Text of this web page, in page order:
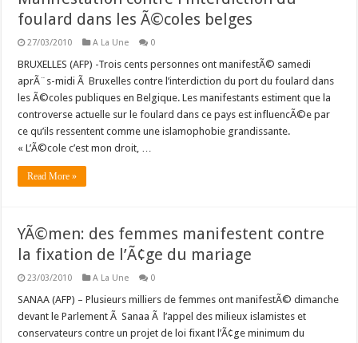
foulard dans les Ã©coles belges
27/03/2010 A La Une 0
BRUXELLES (AFP) -Trois cents personnes ont manifestÃ© samedi
aprÃ¨s-midi Ã Bruxelles contre l’interdiction du port du foulard dans
les Ã©coles publiques en Belgique. Les manifestants estiment que la
controverse actuelle sur le foulard dans ce pays est influencÃ©e par
ce qu’ils ressentent comme une islamophobie grandissante.
« L’Ã©cole c’est mon droit, …
Read More »
YÃ©men: des femmes manifestent contre
la fixation de l’Ã¢ge du mariage
23/03/2010 A La Une 0
SANAA (AFP) – Plusieurs milliers de femmes ont manifestÃ© dimanche
devant le Parlement Ã Sanaa Ã l’appel des milieux islamistes et
conservateurs contre un projet de loi fixant l’Ã¢ge minimum du